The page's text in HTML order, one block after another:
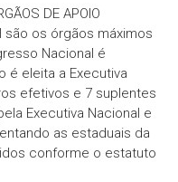
DE APOIO
são os órgãos máximos
Nacional é
é eleita a Executiva
efetivos e 7 suplentes
Executiva Nacional e
as estaduais da
conforme o estatuto